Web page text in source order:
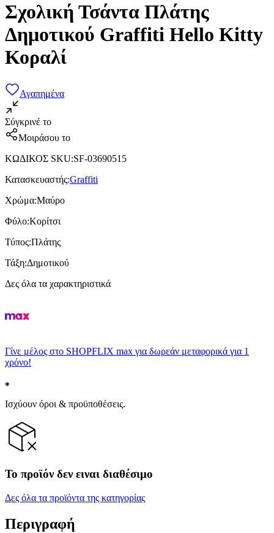
Σχολική Τσάντα Πλάτης
Δημοτικού Graffiti Hello Kitty
Κοραλί
Αγαπημένα
Σύγκρινέ το
Μοιράσου το
ΚΩΔΙΚΟΣ SKU:SF-03690515
Κατασκευαστής:Graffiti
Χρώμα:Μαύρο
Φύλο:Κορίτσι
Τύπος:Πλάτης
Τάξη:Δημοτικού
Δες όλα τα χαρακτηριστικά
Γίνε μέλος στο SHOPFLIX max για δωρεάν μεταφορικά για 1
χρόνο!
Ισχύουν όροι & προϋποθέσεις.
Το προϊόν δεν ειναι διαθέσιμο
Δες όλα τα προϊόντα της κατηγορίας
Περιγραφή